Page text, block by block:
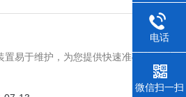
易于维护，为您提供快速准确的
电话
微信扫一扫